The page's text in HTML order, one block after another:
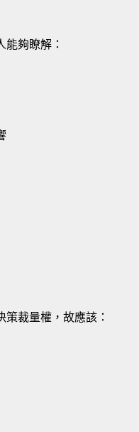
夠瞭解：
裁量權，故應該：